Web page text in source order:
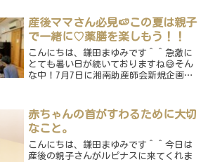
い” ”いつでもダルい・...
産後ママさん必見🍉この夏は親子
で一緒に♡薬膳を楽しもう！！
こんにちは、鎌田まゆみです＾＾急激に
とても暑い日が続いておりますね😅そん
な中！7月7日に湘南助産師会新規企画部
でおられる、バンディングさんをお呼び
しまして、開催しており...
赤ちゃんの首がすわるために大切
なこと。
こんにちは、鎌田まゆみです＾＾今日は
産後の親子さんがルピナスに来てくれま